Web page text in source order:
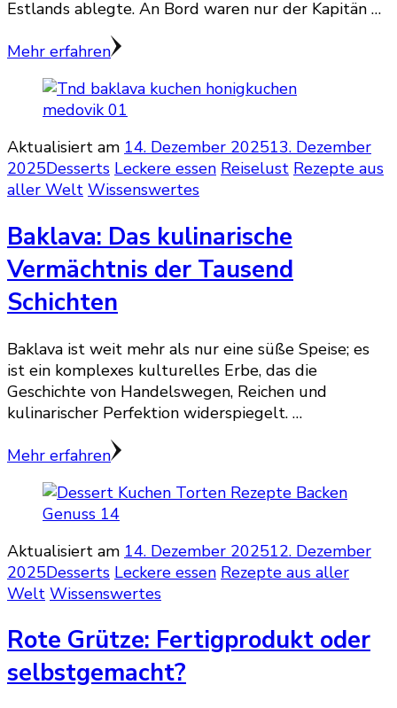
Estlands ablegte. An Bord waren nur der Kapitän …
Mehr erfahren
Aktualisiert am 14. Dezember 202513. Dezember
2025Desserts Leckere essen Reiselust Rezepte aus
aller Welt Wissenswertes
Baklava: Das kulinarische
Vermächtnis der Tausend
Schichten
Baklava ist weit mehr als nur eine süße Speise; es
ist ein komplexes kulturelles Erbe, das die
Geschichte von Handelswegen, Reichen und
kulinarischer Perfektion widerspiegelt. …
Mehr erfahren
Aktualisiert am 14. Dezember 202512. Dezember
2025Desserts Leckere essen Rezepte aus aller
Welt Wissenswertes
Rote Grütze: Fertigprodukt oder
selbstgemacht?